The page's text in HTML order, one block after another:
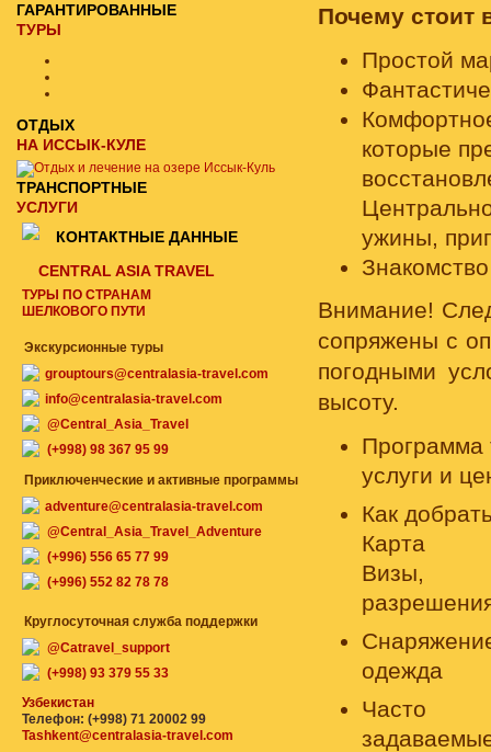
Почему стоит
Простой
которые
ужины,
Внимание!
сопряжены с
погодными
высоту.
Программа
услуги и
Как
Карта
Визы,
одежда
Часто
ГАРАНТИРОВАННЫЕ
ТУРЫ
ОТДЫХ
НА ИССЫК-КУЛЕ
ТРАНСПОРТНЫЕ
УСЛУГИ
КОНТАКТНЫЕ ДАННЫЕ
CENTRAL ASIA TRAVEL
ТУРЫ ПО СТРАНАМ
ШЕЛКОВОГО ПУТИ
Экскурсионные туры
grouptours@centralasia-travel.com
info@centralasia-travel.com
@Central_Asia_Travel
(+998) 98 367 95 99
Приключенческие и активные программы
adventure@centralasia-travel.com
@Central_Asia_Travel_Adventure
(+996) 556 65 77 99
(+996) 552 82 78 78
Круглосуточная служба поддержки
@Catravel_support
(+998) 93 379 55 33
Узбекистан
Телефон: (+998) 71 20002 99
Tashkent@centralasia-travel.com